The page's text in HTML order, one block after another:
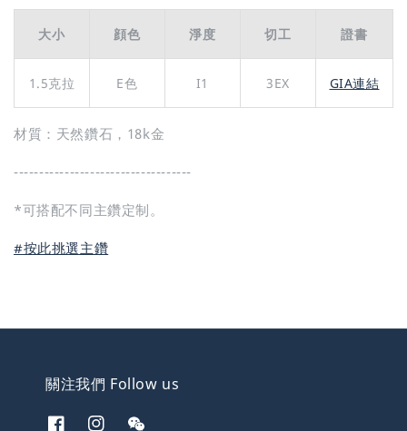
大小 顔色 淨度 切工 證書
1.5克拉 E色 I1 3EX GIA連結
材質：天然鑽石，18k金
-----------------------------------
*可搭配不同主鑽定制。
#按此挑選主鑽
關注我們 Follow us